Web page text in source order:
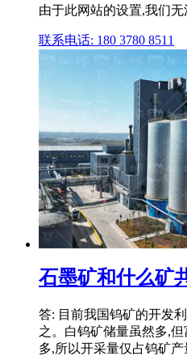
由于此网站的设置,我们无
联系电话: 180 3780 8511
石墨矿和什么矿
答: 目前我国钨矿的开发
之。白钨矿储量虽然多,
多,所以开采量仅占钨矿